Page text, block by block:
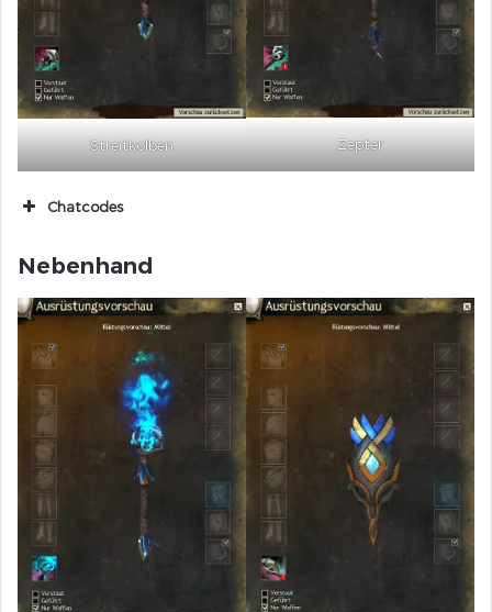
Streitkolben Zepter
Chatcodes
[&AgEjmgEA]
[&AgFmmQEA]
[&AgHsmAEA]
[&AgFomQEA]
Nebenhand